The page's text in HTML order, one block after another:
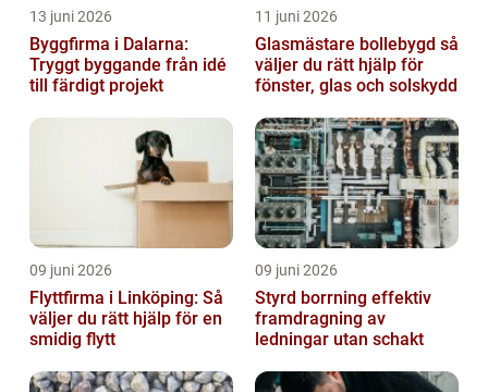
13 juni 2026
Byggfirma i Dalarna:
Tryggt byggande från idé
till färdigt projekt
11 juni 2026
Glasmästare bollebygd så
väljer du rätt hjälp för
fönster, glas och solskydd
09 juni 2026
Flyttfirma i Linköping: Så
väljer du rätt hjälp för en
smidig flytt
09 juni 2026
Styrd borrning effektiv
framdragning av
ledningar utan schakt